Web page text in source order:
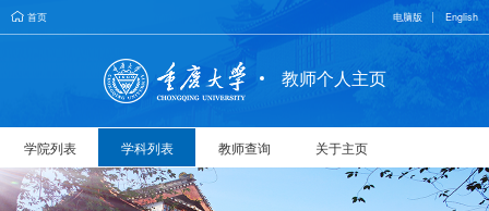
首页 电脑版 English
教师个人主页
学院列表 学科列表 教师查询 关于主页